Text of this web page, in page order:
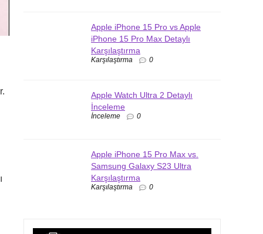
Apple iPhone 15 Pro vs Apple
iPhone 15 Pro Max Detaylı
Karşılaştırma
Karşılaştırma 0
Apple Watch Ultra 2 Detaylı
İnceleme
İnceleme 0
Apple iPhone 15 Pro Max vs.
Samsung Galaxy S23 Ultra
Karşılaştırma
Karşılaştırma 0